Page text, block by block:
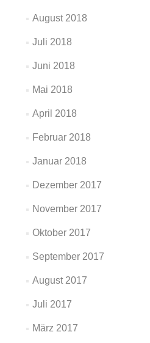
August 2018
Juli 2018
Juni 2018
Mai 2018
April 2018
Februar 2018
Januar 2018
Dezember 2017
November 2017
Oktober 2017
September 2017
August 2017
Juli 2017
März 2017